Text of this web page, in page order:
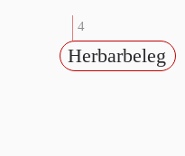
4
Herbarbeleg